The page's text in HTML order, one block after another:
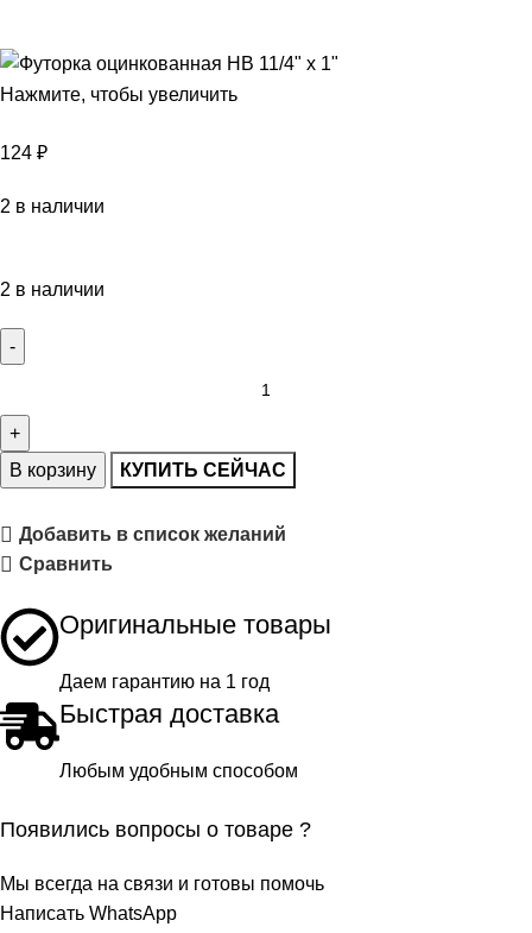
Нажмите, чтобы увеличить
124 ₽
2 в наличии
2 в наличии
В корзину КУПИТЬ СЕЙЧАС
Добавить в список желаний
Сравнить
Оригинальные товары
Даем гарантию на 1 год
Быстрая доставка
Любым удобным способом
Появились вопросы о товаре ?
Мы всегда на связи и готовы помочь
Написать WhatsApp